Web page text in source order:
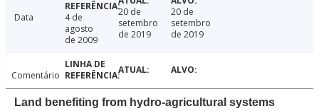
Data
4 de
agosto
de 2009
20 de
setembro
de 2019
20 de
setembro
de 2019
Comentário
Land benefiting from hydro-agricultural systems